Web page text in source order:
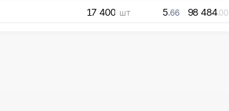
17 400 шт 5.66 98 484.00